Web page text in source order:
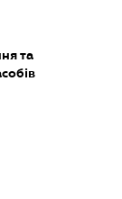
та